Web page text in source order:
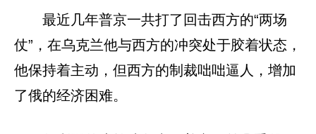
最近几年普京一共打了回击西方的“两场
仗”，在乌克兰他与西方的冲突处于胶着状态，
他保持着主动，但西方的制裁咄咄逼人，增加
了俄的经济困难。